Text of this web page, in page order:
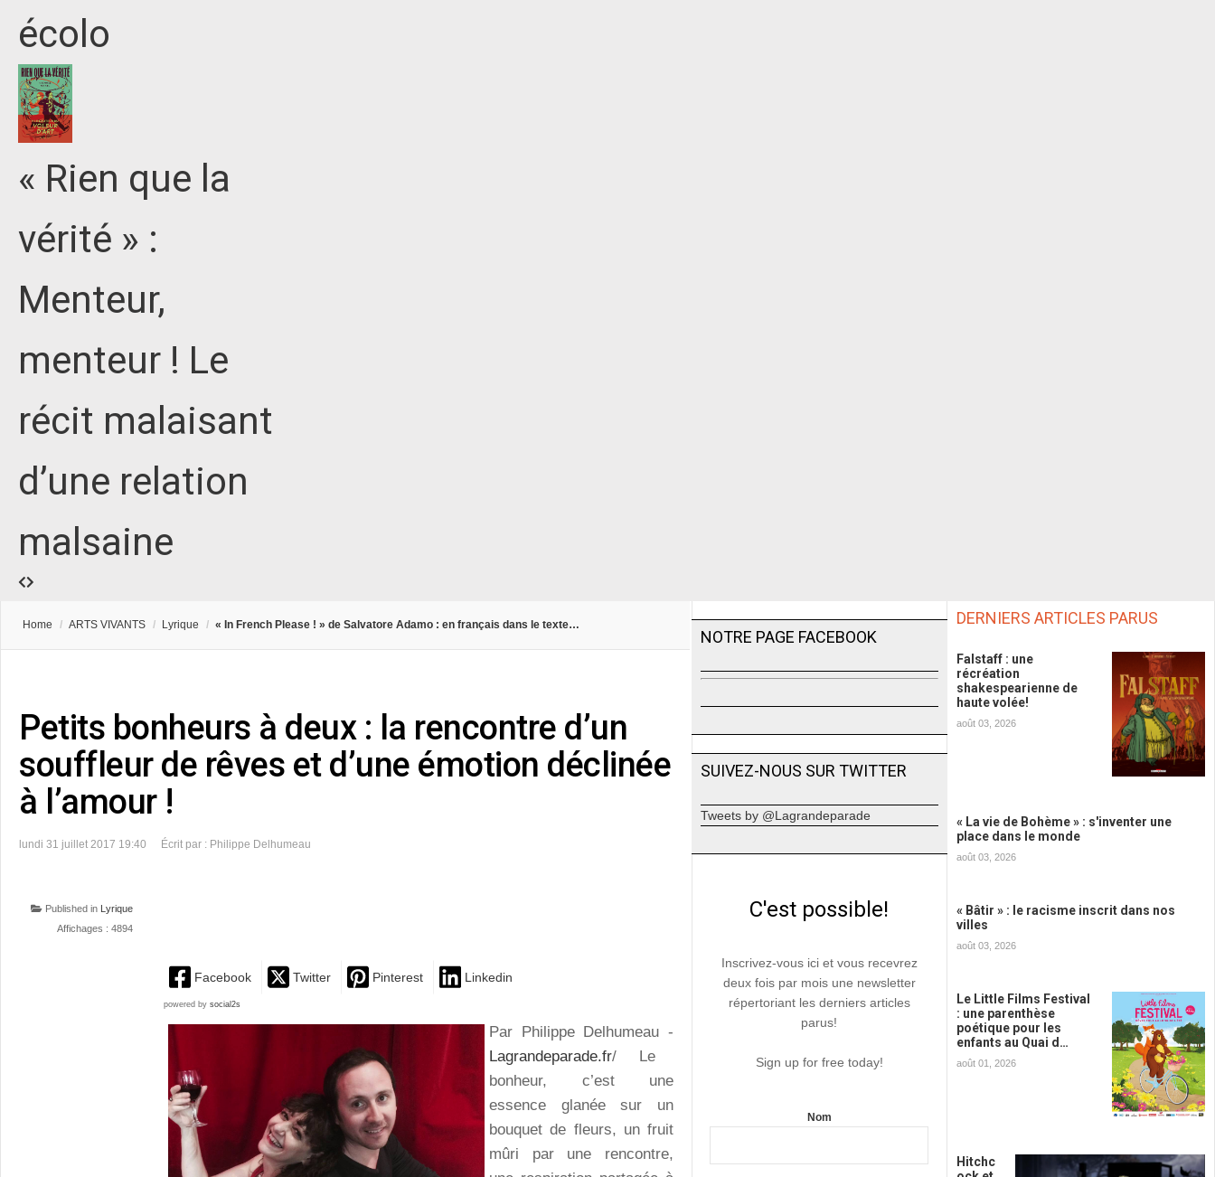
écolo
« Rien que la
vérité » :
Menteur,
menteur ! Le
récit malaisant
d’une relation
malsaine
Home / ARTS VIVANTS / Lyrique / « In French Please ! » de Salvatore Adamo : en français dans le texte…
Petits bonheurs à deux : la rencontre d’un
souffleur de rêves et d’une émotion déclinée
à l’amour !
lundi 31 juillet 2017 19:40 Écrit par : Philippe Delhumeau
Published in
Lyrique
Affichages : 4894
Facebook Twitter Pinterest Linkedin
powered by social2s
Par Philippe Delhumeau -
Lagrandeparade.fr/ Le
bonheur, c’est une
essence glanée sur un
bouquet de fleurs, un fruit
mûri par une rencontre,
NOTRE PAGE FACEBOOK
SUIVEZ-NOUS SUR TWITTER
Tweets by @Lagrandeparade
C'est possible!
Inscrivez-vous ici et vous recevrez
deux fois par mois une newsletter
répertoriant les derniers articles
parus!
Sign up for free today!
Nom
DERNIERS ARTICLES PARUS
Falstaff : une
récréation
shakespearienne de
haute volée!
août 03, 2026
« La vie de Bohème » : s'inventer une
place dans le monde
août 03, 2026
« Bâtir » : le racisme inscrit dans nos
villes
août 03, 2026
Le Little Films Festival
: une parenthèse
poétique pour les
enfants au Quai d…
août 01, 2026
Hitchc